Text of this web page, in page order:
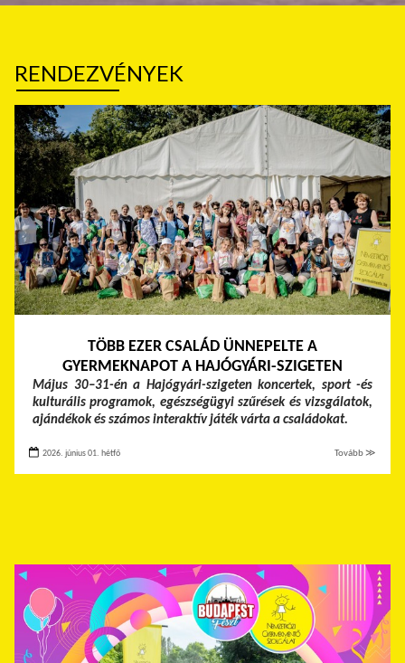
RENDEZVÉNYEK
TÖBB EZER CSALÁD ÜNNEPELTE A
GYERMEKNAPOT A HAJÓGYÁRI-SZIGETEN
Május 30–31-én a Hajógyári-szigeten koncertek, sport -és
kulturális programok, egészségügyi szűrések és vizsgálatok,
ajándékok és számos interaktív játék várta a családokat.
2026. június 01. hétfő Tovább ≫